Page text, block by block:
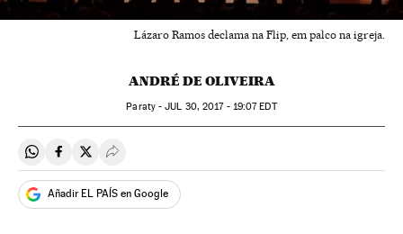
Lázaro Ramos declama na Flip, em palco na igreja.
ANDRÉ DE OLIVEIRA
Paraty -JUL 30, 2017 - 19:07EDT
Compartir en Whatsapp
Compartir en Facebook
Compartir en Twitter
Desplegar Redes Sociales
Añadir EL PAÍS en Google